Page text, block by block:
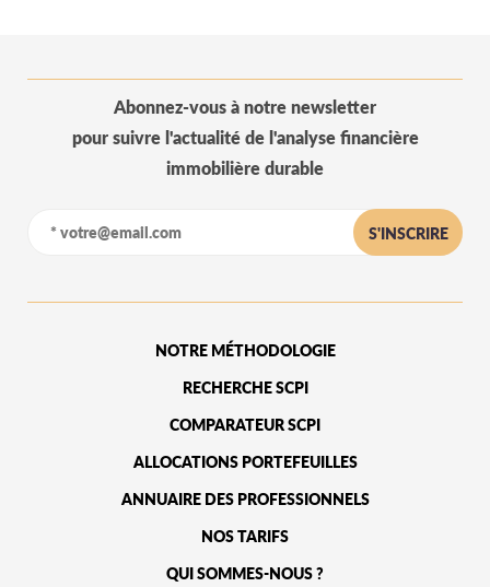
Abonnez-vous à notre newsletter
pour suivre l'actualité de l'analyse financière
immobilière durable
S'INSCRIRE
NOTRE MÉTHODOLOGIE
RECHERCHE SCPI
COMPARATEUR SCPI
ALLOCATIONS PORTEFEUILLES
ANNUAIRE DES PROFESSIONNELS
NOS TARIFS
QUI SOMMES-NOUS ?